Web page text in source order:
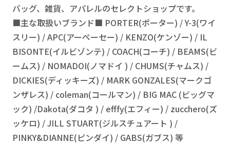
バッグ、雑貨、アパレルのセレクトショップです。
■主な取扱いブランド■ PORTER(ポーター) / Y-3(ワイ
スリー) / APC(アーペーセー) / KENZO(ケンゾー) / IL
BISONTE(イルビゾンテ) / COACH(コーチ) / BEAMS(ビ
ームス) / NOMADOI(ノマドイ ) / CHUMS(チャムス) /
DICKIES(ディッキーズ) / MARK GONZALES(マークゴ
ンザレス) / coleman(コールマン) / BIG MAC (ビッグマ
ック) /Dakota(ダコタ ) / efffy(エフィー) / zucchero(ズ
ッケロ) / JILL STUART(ジルスチュアート ) /
PINKY&DIANNE(ピンダイ) / GABS(ガブス) 等